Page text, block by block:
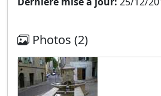
Photos (2)